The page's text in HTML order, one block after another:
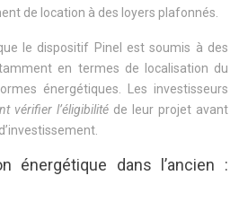
de location à des loyers plafonnés.
le dispositif Pinel est soumis à des
en termes de localisation du
énergétiques. Les investisseurs
vérifier l’éligibilité de leur projet avant
énergétique dans l’ancien :